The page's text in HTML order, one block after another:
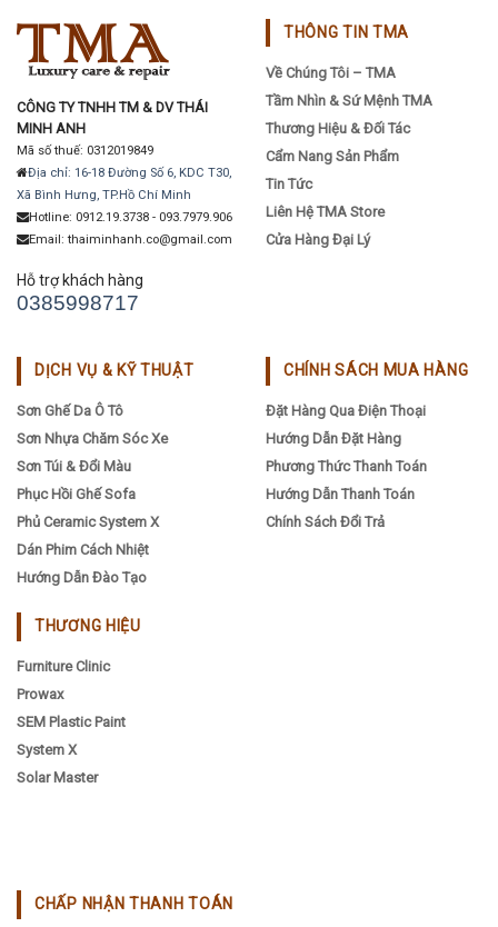
CÔNG TY TNHH TM & DV THÁI
MINH ANH
Mã số thuế: 0312019849
Địa chỉ: 16-18 Đường Số 6, KDC T30,
Xã Bình Hưng, TP.Hồ Chí Minh
Hotline: 0912.19.3738 - 093.7979.906
Email: thaiminhanh.co@gmail.com
Hỗ trợ khách hàng
0385998717
THÔNG TIN TMA
Về Chúng Tôi – TMA
Tầm Nhìn & Sứ Mệnh TMA
Thương Hiệu & Đối Tác
Cẩm Nang Sản Phẩm
Tin Tức
Liên Hệ TMA Store
Cửa Hàng Đại Lý
DỊCH VỤ & KỸ THUẬT
Sơn Ghế Da Ô Tô
Sơn Nhựa Chăm Sóc Xe
Sơn Túi & Đổi Màu
Phục Hồi Ghế Sofa
Phủ Ceramic System X
Dán Phim Cách Nhiệt
Hướng Dẫn Đào Tạo
CHÍNH SÁCH MUA HÀNG
Đặt Hàng Qua Điện Thoại
Hướng Dẫn Đặt Hàng
Phương Thức Thanh Toán
Hướng Dẫn Thanh Toán
Chính Sách Đổi Trả
THƯƠNG HIỆU
Furniture Clinic
Prowax
SEM Plastic Paint
System X
Solar Master
CHẤP NHẬN THANH TOÁN